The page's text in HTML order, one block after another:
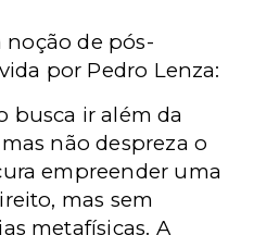
noção de pós-
por Pedro Lenza:
busca ir além da
não despreza o
empreender uma
mas sem
metafísicas. A